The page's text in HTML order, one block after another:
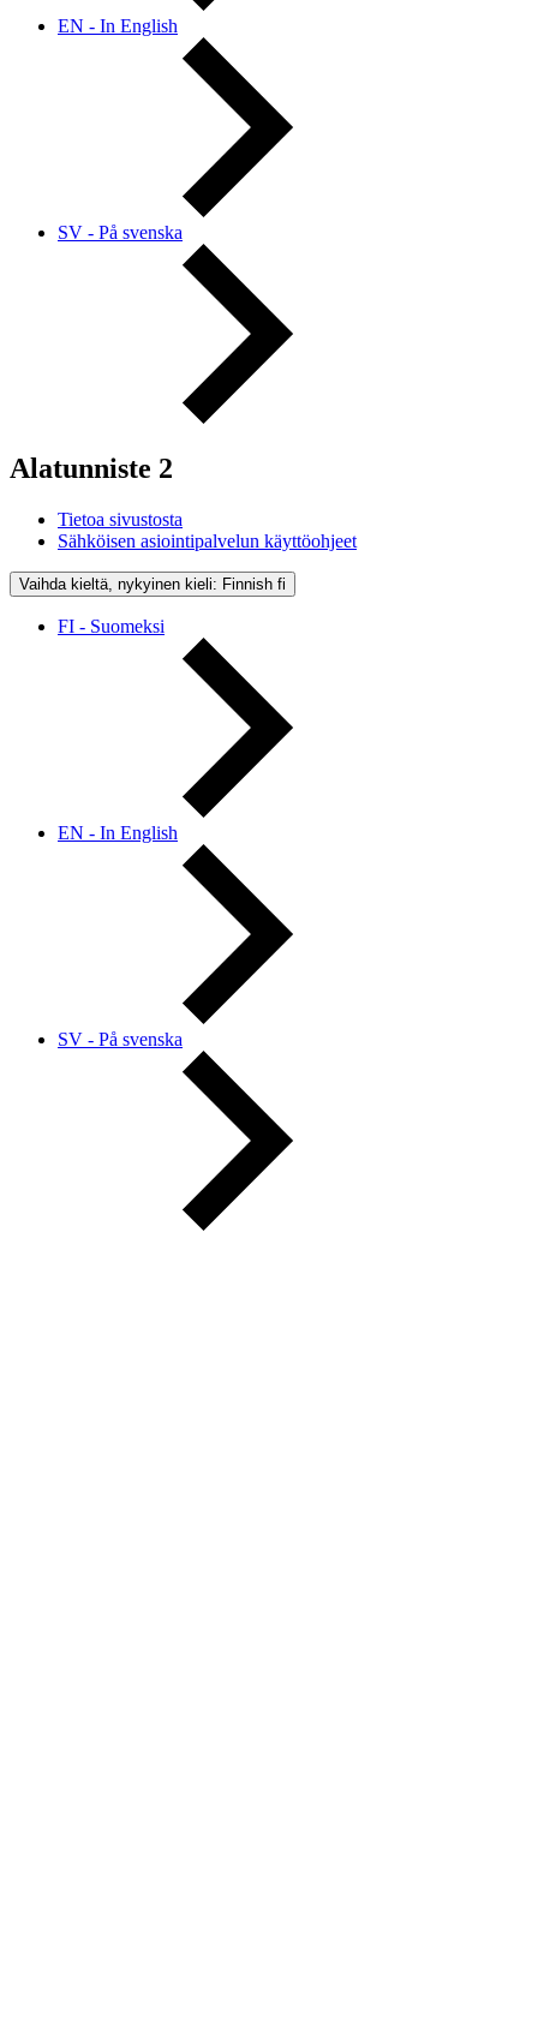
EN - In English
SV - På svenska
Alatunniste 2
Tietoa sivustosta
Sähköisen asiointipalvelun käyttöohjeet
Vaihda kieltä, nykyinen kieli: Finnish fi
FI - Suomeksi
EN - In English
SV - På svenska